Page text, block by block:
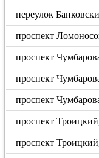
переулок
проспект
проспект
проспект
проспект
проспект
проспект